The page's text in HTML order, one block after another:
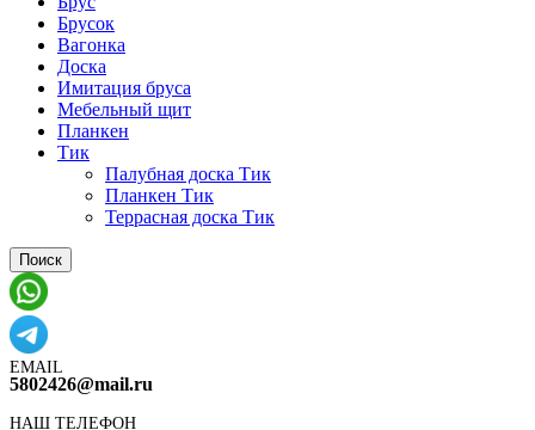
Брусок
Вагонка
Доска
Имитация бруса
Мебельный щит
Планкен
Тик
Палубная доска Тик
Планкен Тик
Террасная доска Тик
Поиск
EMAIL
5802426@mail.ru
НАШ ТЕЛЕФОН